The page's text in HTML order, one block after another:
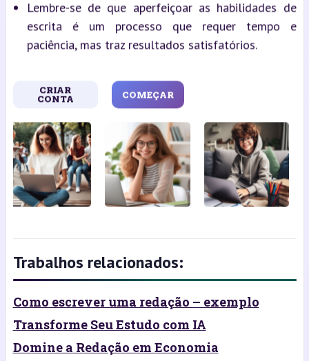
Lembre-se de que aperfeiçoar as habilidades de
escrita é um processo que requer tempo e
paciência, mas traz resultados satisfatórios.
CRIAR
CONTA COMEÇAR
Trabalhos relacionados:
Como escrever uma redação – exemplo
Transforme Seu Estudo com IA
Domine a Redação em Economia